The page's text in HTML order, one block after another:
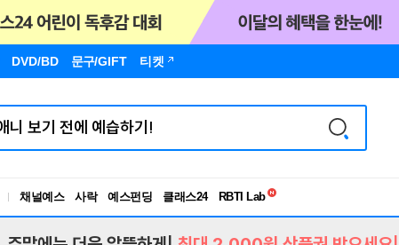
DVD/BD 문구/GIFT 티켓
채널예스 사락 예스펀딩 클래스24
독서유형검사